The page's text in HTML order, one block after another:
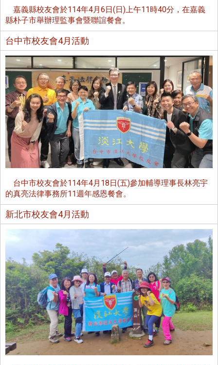
嘉義縣校友會於114年4月6日(日)上午11時40分，在嘉義
縣朴子市舉辦理監事會暨聯誼餐會。
台中市校友會4月活動
台中市校友會於114年4月18日(五)參加輔導理事長林亮宇
的真亮法律事務所11週年感恩餐會。
新北市校友會4月活動